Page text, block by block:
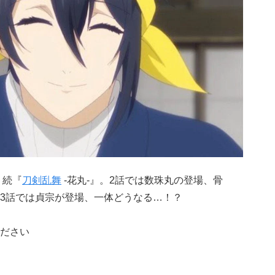
『刀剣乱舞 -花丸-』。2話では数珠丸の登場、骨
話では貞宗が登場、一体どうなる…！？
さい